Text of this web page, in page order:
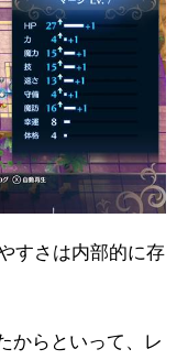
すさは内部的に存
からといって、レ